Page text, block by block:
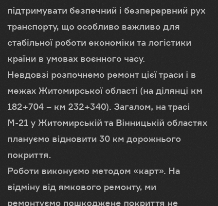
підтримувати безпечний і безперервний рух
транспорту, що особливо важливо для
стабільної роботи економіки та логістики
країни в умовах воєнного часу.
Невдовзі розпочнемо ремонт цієї траси і в
межах Житомирської області (на ділянці км
182+704 – км 232+340). Загалом, на трасі
М-21 у Житомирській та Вінницькій областях
плануємо відновити 30 км дорожнього
покриття.
Роботи виконуємо методом «карт». На
відміну від ямкового ремонту, ми
ремонтуємо пошкоджене покриття не